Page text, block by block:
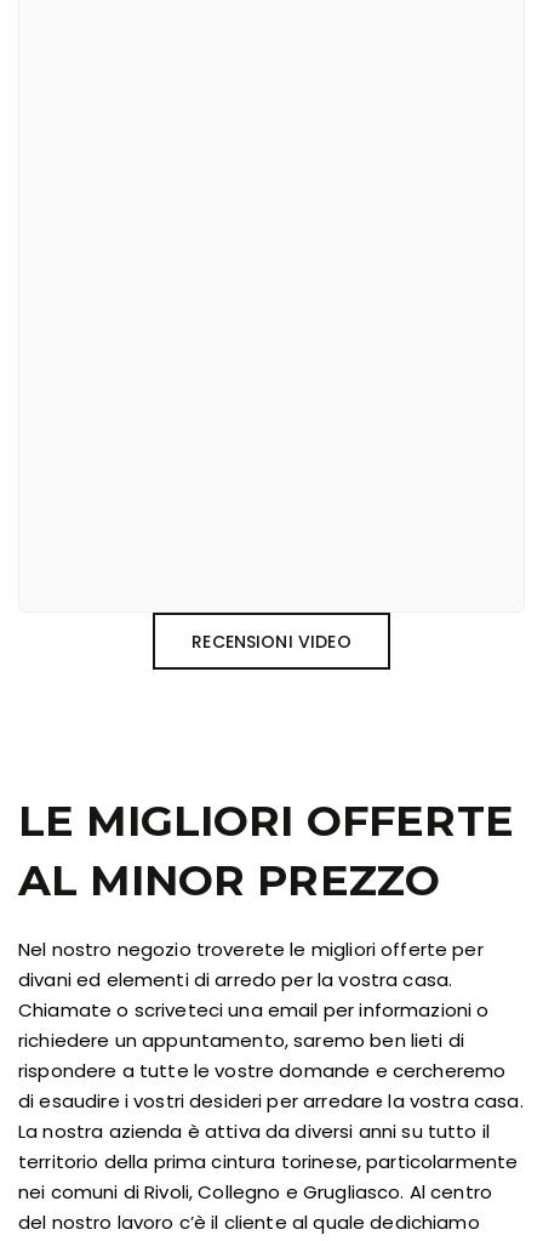
RECENSIONI VIDEO
LE MIGLIORI OFFERTE
AL MINOR PREZZO
Nel nostro negozio troverete le migliori offerte per
divani ed elementi di arredo per la vostra casa.
Chiamate o scriveteci una email per informazioni o
richiedere un appuntamento, saremo ben lieti di
rispondere a tutte le vostre domande e cercheremo
di esaudire i vostri desideri per arredare la vostra casa.
La nostra azienda è attiva da diversi anni su tutto il
territorio della prima cintura torinese, particolarmente
nei comuni di Rivoli, Collegno e Grugliasco. Al centro
del nostro lavoro c’è il cliente al quale dedichiamo